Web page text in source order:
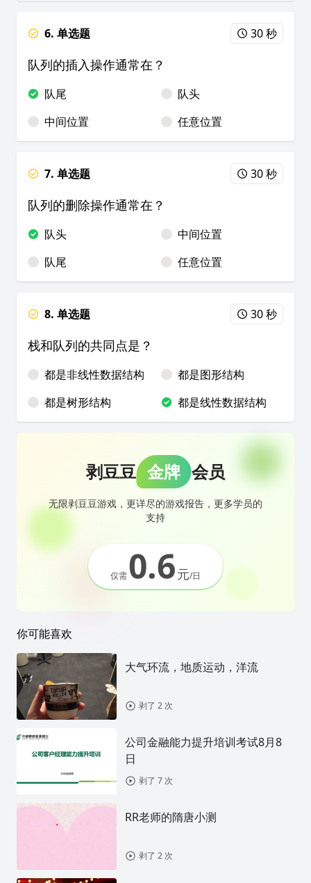
6. 单选题 30 秒
队列的插入操作通常在？
队尾
队头
中间位置
任意位置
7. 单选题 30 秒
队列的删除操作通常在？
队头
中间位置
队尾
任意位置
8. 单选题 30 秒
栈和队列的共同点是？
都是非线性数据结构
都是图形结构
都是树形结构
都是线性数据结构
剥豆豆 金牌 会员
无限剥豆豆游戏，更详尽的游戏报告，更多学员的
支持
仅需0.6元/日
你可能喜欢
大气环流，地质运动，洋流
剥了 2 次
公司金融能力提升培训考试8月8
日
剥了 7 次
RR老师的隋唐小测
剥了 2 次